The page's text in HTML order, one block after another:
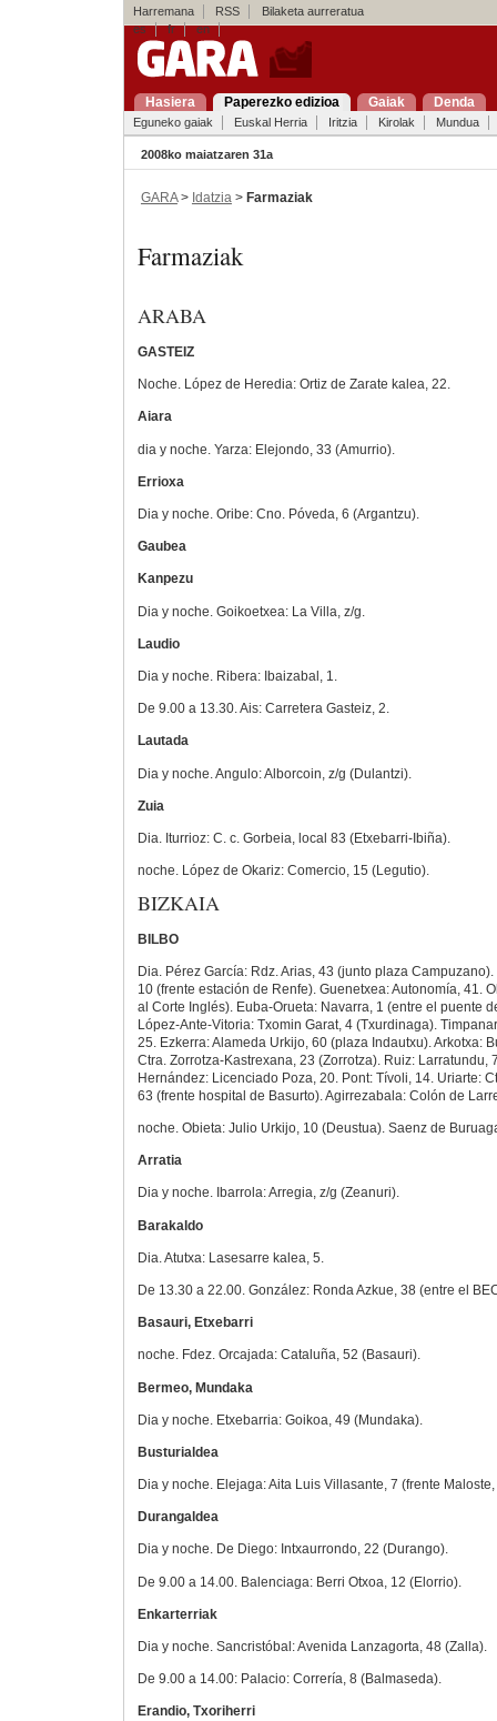
Harremana RSS
Bilaketa aurreratua
es
fr en
Hasiera Paperezko edizioa Gaiak Denda
Eguneko gaiak Euskal Herria Iritzia Kirolak Mundua
2008ko maiatzaren 31a
GARA> Idatzia > Farmaziak
Farmaziak
ARABA
GASTEIZ
Noche. López de Heredia: Ortiz de Zarate kalea, 22.
Aiara
dia y noche. Yarza: Elejondo, 33 (Amurrio).
Errioxa
Dia y noche. Oribe: Cno. Póveda, 6 (Argantzu).
Gaubea
Kanpezu
Dia y noche. Goikoetxea: La Villa, z/g.
Laudio
Dia y noche. Ribera: Ibaizabal, 1.
De 9.00 a 13.30. Ais: Carretera Gasteiz, 2.
Lautada
Dia y noche. Angulo: Alborcoin, z/g (Dulantzi).
Zuia
Dia. Iturrioz: C. c. Gorbeia, local 83 (Etxebarri-Ibiña).
noche. López de Okariz: Comercio, 15 (Legutio).
BIZKAIA
BILBO
Dia. Pérez García: Rdz. Arias, 43 (junto plaza
10 (frente estación de Renfe). Guenetxea: Autonomía, 41.
al Corte Inglés). Euba-Orueta: Navarra, 1 (entre el puente
López-Ante-Vitoria: Txomin Garat, 4 (Txurdinaga).
25. Ezkerra: Alameda Urkijo, 60 (plaza Indautxu). Arkotxa:
Ctra. Zorrotza-Kastrexana, 23 (Zorrotza). Ruiz: Larratundu,
Hernández: Licenciado Poza, 20. Pont: Tívoli, 14. Uriarte:
63 (frente hospital de Basurto). Agirrezabala: Colón de
noche. Obieta: Julio Urkijo, 10 (Deustua). Saenz de
Arratia
Dia y noche. Ibarrola: Arregia, z/g (Zeanuri).
Barakaldo
Dia. Atutxa: Lasesarre kalea, 5.
De 13.30 a 22.00. González: Ronda Azkue, 38 (entre el
Basauri, Etxebarri
noche. Fdez. Orcajada: Cataluña, 52 (Basauri).
Bermeo, Mundaka
Dia y noche. Etxebarria: Goikoa, 49 (Mundaka).
Busturialdea
Dia y noche. Elejaga: Aita Luis Villasante, 7 (frente
Durangaldea
Dia y noche. De Diego: Intxaurrondo, 22 (Durango).
De 9.00 a 14.00. Balenciaga: Berri Otxoa, 12 (Elorrio).
Enkarterriak
Dia y noche. Sancristóbal: Avenida Lanzagorta, 48 (Zalla).
De 9.00 a 14.00: Palacio: Correría, 8 (Balmaseda).
Erandio, Txoriherri